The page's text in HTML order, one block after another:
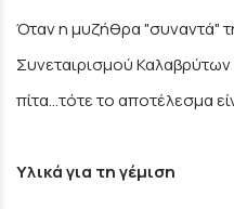
Όταν η μυζήθρα "συναντά"
Συνεταιρισμού Καλαβρύτων
πίτα...τότε το αποτέλεσμα
Υλικά για τη γέμιση